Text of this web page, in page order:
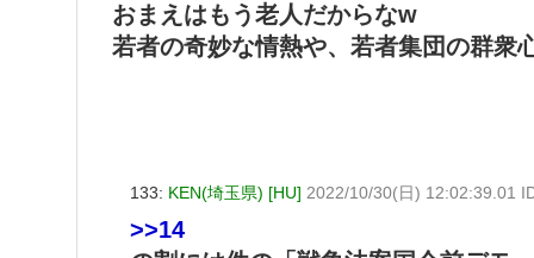
おまえはもう老人だからなw
若者の奇妙な情熱や、若者集団の群衆
133: KEN(埼玉県) [HU] 2022/10/30(日) 12:02:39.01
>>14